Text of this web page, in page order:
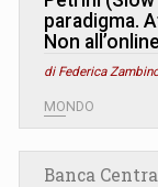
paradigma.
Non
di Federica
MONDO
Banca